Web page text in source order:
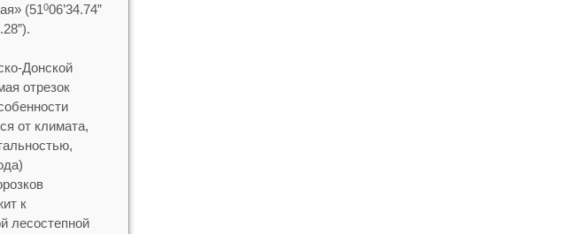
(51006’34.74”
Донской
отрезок
от климата,
к
лесостепной